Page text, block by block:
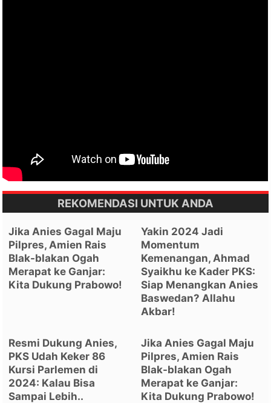
REKOMENDASI UNTUK ANDA
Jika Anies Gagal Maju
Pilpres, Amien Rais
Blak-blakan Ogah
Merapat ke Ganjar:
Kita Dukung Prabowo!
Yakin 2024 Jadi
Momentum
Kemenangan, Ahmad
Syaikhu ke Kader PKS:
Siap Menangkan Anies
Baswedan? Allahu
Akbar!
Resmi Dukung Anies,
PKS Udah Keker 86
Kursi Parlemen di
2024: Kalau Bisa
Sampai Lebih..
Jika Anies Gagal Maju
Pilpres, Amien Rais
Blak-blakan Ogah
Merapat ke Ganjar:
Kita Dukung Prabowo!